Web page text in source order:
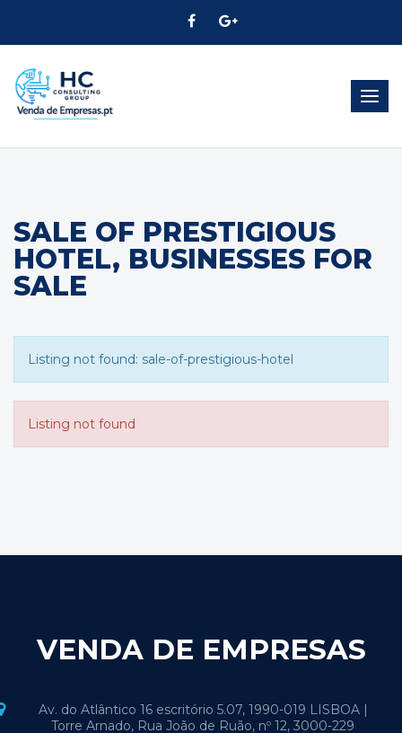
SALE OF PRESTIGIOUS
HOTEL, BUSINESSES FOR
SALE
Listing not found: sale-of-prestigious-hotel
Listing not found
VENDA DE EMPRESAS
Av. do Atlântico 16 escritório 5.07, 1990-019 LISBOA |
Torre Arnado, Rua João de Ruão, nº 12, 3000-229